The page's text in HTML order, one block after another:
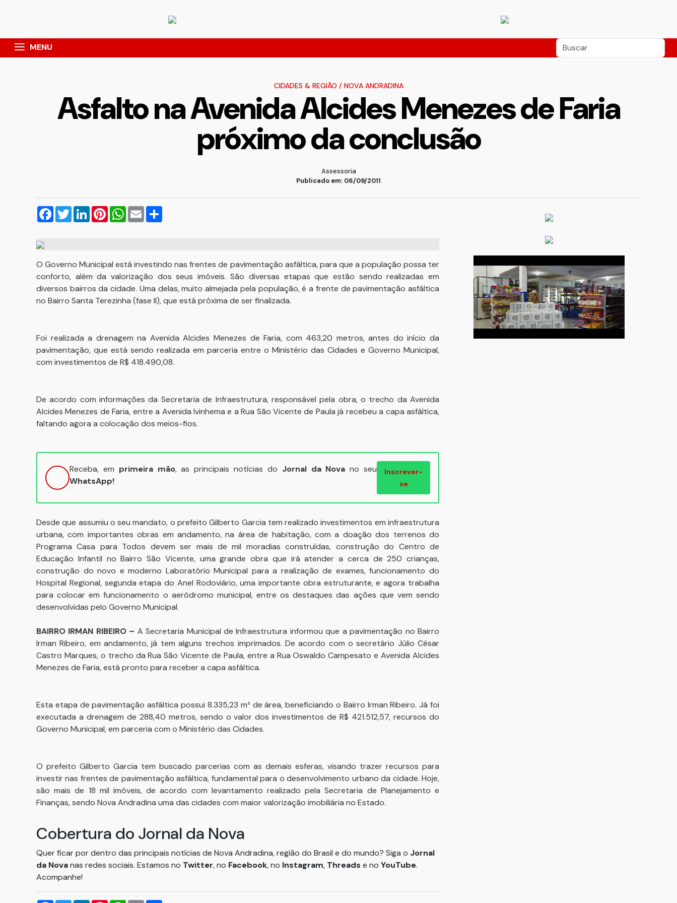
MENU
CIDADES & REGIÃO / NOVA ANDRADINA
Asfalto na Avenida Alcides Menezes de Faria
próximo da conclusão
Assessoria
Publicado em: 06/09/2011
Facebook
TwitterLinkedInPinterestWhatsApp
Email
O Governo Municipal está investindo nas frentes de pavimentação asfáltica, para que a população possa ter
conforto, além da valorização dos seus imóveis. São diversas etapas que estão sendo realizadas em
diversos bairros da cidade. Uma delas, muito almejada pela população, é a frente de pavimentação asfáltica
no Bairro Santa Terezinha (fase II), que está próxima de ser finalizada.
Foi realizada a drenagem na Avenida Alcides Menezes de Faria, com 463,20 metros, antes do início da
pavimentação, que está sendo realizada em parceria entre o Ministério das Cidades e Governo Municipal,
com investimentos de R$ 418.490,08.
De acordo com informações da Secretaria de Infraestrutura, responsável pela obra, o trecho da Avenida
Alcides Menezes de Faria, entre a Avenida Ivinhema e a Rua São Vicente de Paula já recebeu a capa asfáltica,
faltando agora a colocação dos meios-fios.
Receba, em primeira mão, as principais notícias do Jornal da Nova no seu
WhatsApp!
Inscrever-
se
Desde que assumiu o seu mandato, o prefeito Gilberto Garcia tem realizado investimentos em infraestrutura
urbana, com importantes obras em andamento, na área de habitação, com a doação dos terrenos do
Programa Casa para Todos devem ser mais de mil moradias construídas, construção do Centro de
Educação Infantil no Bairro São Vicente, uma grande obra que irá atender a cerca de 250 crianças,
construção do novo e moderno Laboratório Municipal para a realização de exames, funcionamento do
Hospital Regional, segunda etapa do Anel Rodoviário, uma importante obra estruturante, e agora trabalha
para colocar em funcionamento o aeródromo municipal, entre os destaques das ações que vem sendo
desenvolvidas pelo Governo Municipal.
BAIRRO IRMAN RIBEIRO – A Secretaria Municipal de Infraestrutura informou que a pavimentação no Bairro
Irman Ribeiro, em andamento, já tem alguns trechos imprimados. De acordo com o secretário Júlio César
Castro Marques, o trecho da Rua São Vicente de Paula, entre a Rua Oswaldo Campesato e Avenida Alcides
Menezes de Faria, está pronto para receber a capa asfáltica.
Esta etapa de pavimentação asfáltica possui 8.335,23 m² de área, beneficiando o Bairro Irman Ribeiro. Já foi
executada a drenagem de 288,40 metros, sendo o valor dos investimentos de R$ 421.512,57, recursos do
Governo Municipal, em parceria com o Ministério das Cidades.
O prefeito Gilberto Garcia tem buscado parcerias com as demais esferas, visando trazer recursos para
investir nas frentes de pavimentação asfáltica, fundamental para o desenvolvimento urbano da cidade. Hoje,
são mais de 18 mil imóveis, de acordo com levantamento realizado pela Secretaria de Planejamento e
Finanças, sendo Nova Andradina uma das cidades com maior valorização imobiliária no Estado.
Cobertura do Jornal da Nova
Quer ficar por dentro das principais notícias de Nova Andradina, região do Brasil e do mundo? Siga o Jornal
da Novanas redes sociais. Estamos no Twitter, no Facebook, no Instagram, Threads e no YouTube.
Acompanhe!